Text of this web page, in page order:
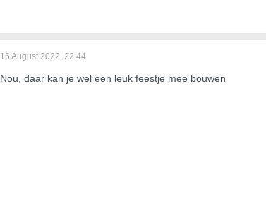
16 August 2022, 22:44
Nou, daar kan je wel een leuk feestje mee bouwen